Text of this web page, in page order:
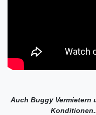
Auch Buggy Vermietern